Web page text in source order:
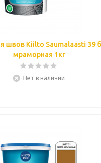
швов Kiilto Saumalaasti 39
мраморная 1кг
Нет в наличии